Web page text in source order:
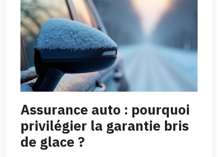
Assurance auto : pourquoi
privilégier la garantie bris
de glace ?